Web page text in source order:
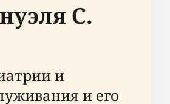
С.
и
и его